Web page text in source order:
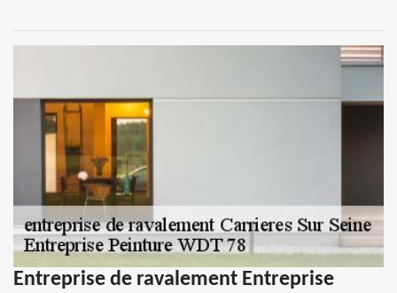
Entreprise de ravalement Entreprise